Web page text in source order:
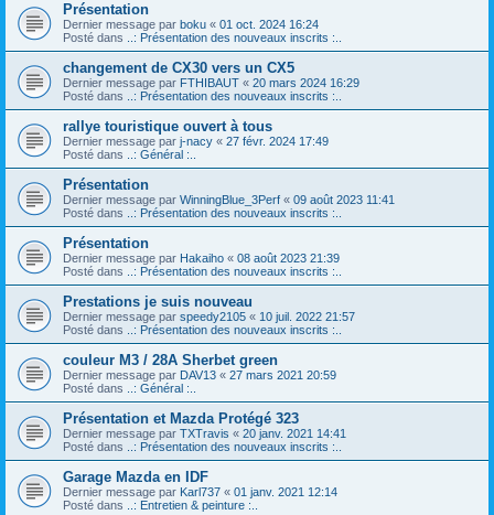
Présentation
Dernier message par boku « 01 oct. 2024 16:24
Posté dans
..: Présentation des nouveaux inscrits :..
changement de CX30 vers un CX5
Dernier message par FTHIBAUT « 20 mars 2024 16:29
Posté dans
..: Présentation des nouveaux inscrits :..
rallye touristique ouvert à tous
Dernier message par j-nacy « 27 févr. 2024 17:49
Posté dans
..: Général :..
Présentation
Dernier message par WinningBlue_3Perf « 09 août 2023 11:41
Posté dans
..: Présentation des nouveaux inscrits :..
Présentation
Dernier message par Hakaiho « 08 août 2023 21:39
Posté dans
..: Présentation des nouveaux inscrits :..
Prestations je suis nouveau
Dernier message par speedy2105 « 10 juil. 2022 21:57
Posté dans
..: Présentation des nouveaux inscrits :..
couleur M3 / 28A Sherbet green
Dernier message par DAV13 « 27 mars 2021 20:59
Posté dans
..: Général :..
Présentation et Mazda Protégé 323
Dernier message par TXTravis « 20 janv. 2021 14:41
Posté dans
..: Présentation des nouveaux inscrits :..
Garage Mazda en IDF
Dernier message par Karl737 « 01 janv. 2021 12:14
Posté dans
..: Entretien & peinture :..